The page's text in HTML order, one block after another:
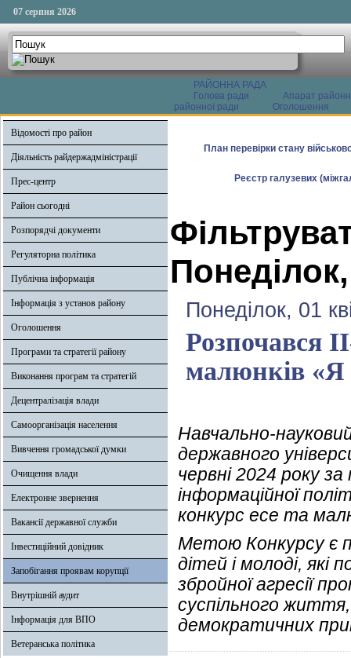
07 серпня 2026
РАЙОННА РАДА
Голова ради
Апарат
районної ради
Оголошення
Відомості про район
Діяльність райдержадміністрації
Прес-центр
Район сьогодні
Розпорядчі документи
Регуляторна політика
Публічна інформація
Інформація з установ району
Оголошення
Програми та стратегії району
Виконання програм та стратегій
Децентралізація влади
Самоорганізація населення
Вивчення громадської думки
Очищення влади
Електронне звернення
Вакансії державної служби
Інвестиційний довідник
Запобігання проявам корупції
Внутрішній аудит
Інформація для ВПО
Ветеранська політика
План перевірки стану
Реєстр галузевих
Понеділок, 01
Розпочався
малюнків
Навчально-
державного
червні 2024 року
інформаційної
конкурс есе та
Метою Конкурсу є
дітей і молоді, які
збройної агресії
суспільного
демократичних